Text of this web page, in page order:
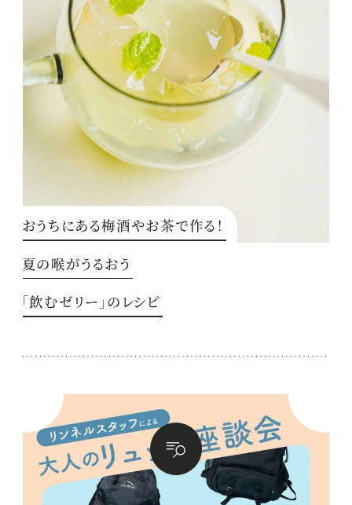
おうちにある梅酒やお茶で作る！
夏の喉がうるおう
「飲むゼリー」のレシピ